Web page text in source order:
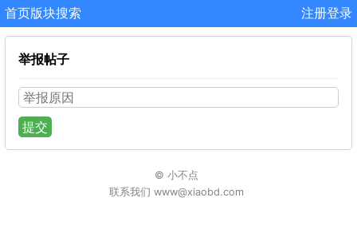
首页版块搜索 注册登录
举报帖子
提交
© 小不点
联系我们 www@xiaobd.com